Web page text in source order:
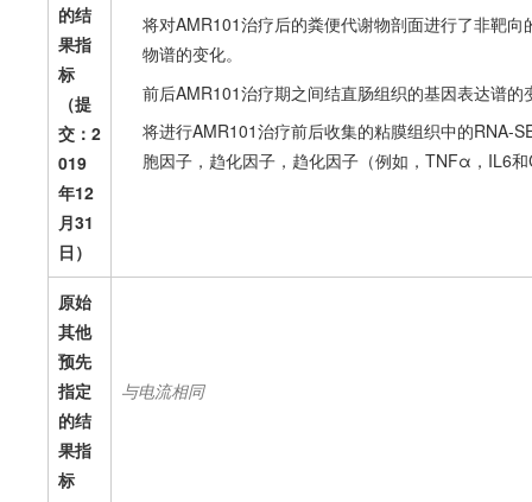
的结
果指
标
（提
交：2
019
年12
月31
日）
将对AMR101治疗后的粪便代谢物剖面进行了非靶
物谱的变化。
前后AMR101治疗期之间结直肠组织的基因表达谱
将进行AMR101治疗前后收集的粘膜组织中的RNA-
胞因子，趋化因子，趋化因子（例如，TNFα，IL6
原始
其他
预先
指定
的结
果指
标
与电流相同